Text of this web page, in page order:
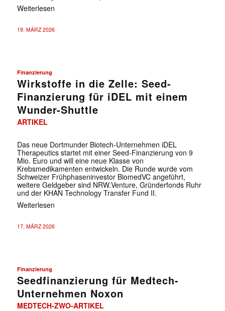
Weiterlesen
19. MÄRZ 2026
Finanzierung
Wirkstoffe in die Zelle: Seed-
Finanzierung für iDEL mit einem
Wunder-Shuttle
ARTIKEL
Das neue Dortmunder Biotech-Unternehmen iDEL
Therapeutics startet mit einer Seed-Finanzierung von 9
Mio. Euro und will eine neue Klasse von
Krebsmedikamenten entwickeln. Die Runde wurde vom
Schweizer Frühphaseninvestor BiomedVC angeführt,
weitere Geldgeber sind NRW.Venture, Gründerfonds Ruhr
und der KHAN Technology Transfer Fund II.
Weiterlesen
17. MÄRZ 2026
Finanzierung
Seedfinanzierung für Medtech-
Unternehmen Noxon
MEDTECH-ZWO-ARTIKEL